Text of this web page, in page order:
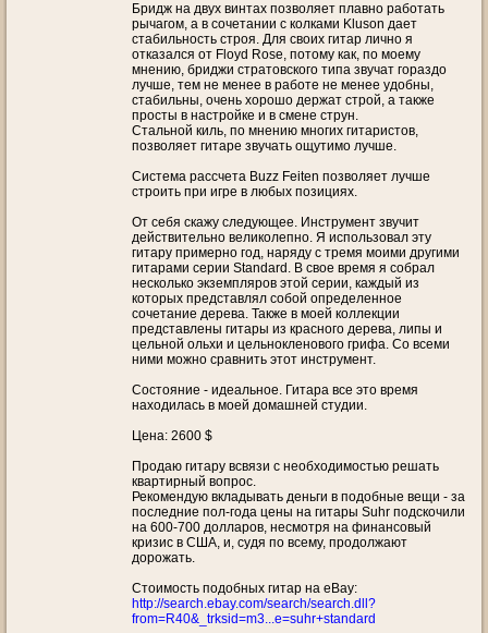
Бридж на двух винтах позволяет плавно работать
рычагом, а в сочетании с колками Kluson дает
стабильность строя. Для своих гитар лично я
отказался от Floyd Rose, потому как, по моему
мнению, бриджи стратовского типа звучат гораздо
лучше, тем не менее в работе не менее удобны,
стабильны, очень хорошо держат строй, а также
просты в настройке и в смене струн.
Стальной киль, по мнению многих гитаристов,
позволяет гитаре звучать ощутимо лучше.
Система рассчета Buzz Feiten позволяет лучше
строить при игре в любых позициях.
От себя скажу следующее. Инструмент звучит
действительно великолепно. Я использовал эту
гитару примерно год, наряду с тремя моими другими
гитарами серии Standard. В свое время я собрал
несколько экземпляров этой серии, каждый из
которых представлял собой определенное
сочетание дерева. Также в моей коллекции
представлены гитары из красного дерева, липы и
цельной ольхи и цельнокленового грифа. Со всеми
ними можно сравнить этот инструмент.
Состояние - идеальное. Гитара все это время
находилась в моей домашней студии.
Цена: 2600 $
Продаю гитару всвязи с необходимостью решать
квартирный вопрос.
Рекомендую вкладывать деньги в подобные вещи - за
последние пол-года цены на гитары Suhr подскочили
на 600-700 долларов, несмотря на финансовый
кризис в США, и, судя по всему, продолжают
дорожать.
Стоимость подобных гитар на eBay:
http://search.ebay.com/search/search.dll?
from=R40&_trksid=m3...e=suhr+standard